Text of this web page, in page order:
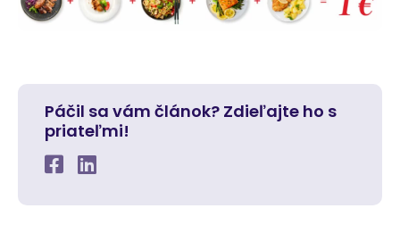
Páčil sa vám článok? Zdieľajte ho s
priateľmi!